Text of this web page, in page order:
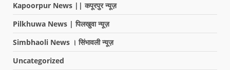
Kapoorpur News || कपूरपुर न्यूज़
Pilkhuwa News | पिलखुवा न्यूज़
Simbhaoli News । सिंभावली न्यूज़
Uncategorized